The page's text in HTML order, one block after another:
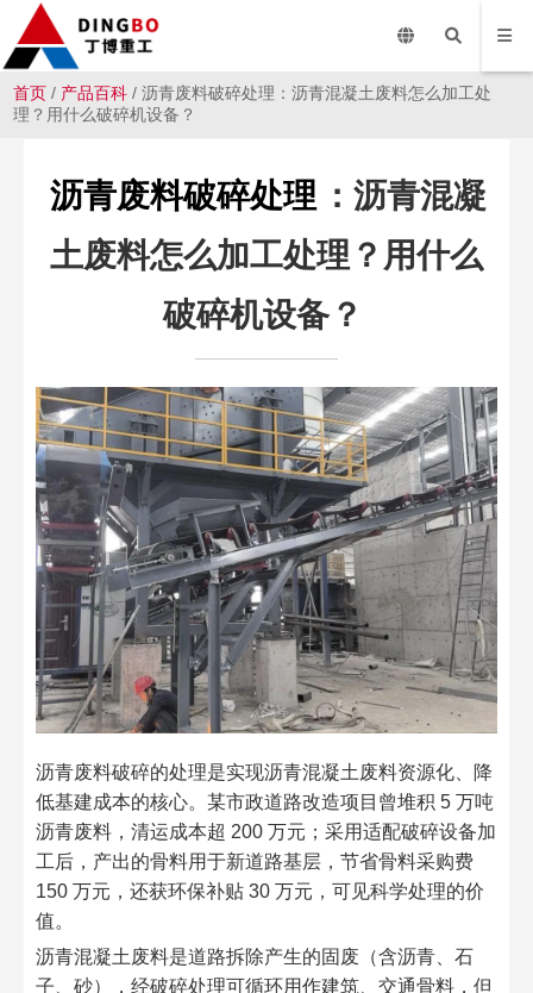
首页 / 产品百科 / 沥青废料破碎处理：沥青混凝土废料怎么加工处
理？用什么破碎机设备？
沥青废料破碎处理 ：沥青混凝
土废料怎么加工处理？用什么
破碎机设备？
沥青废料破碎的处理是实现沥青混凝土废料资源化、降
低基建成本的核心。某市政道路改造项目曾堆积 5 万吨
沥青废料，清运成本超 200 万元；采用适配破碎设备加
工后，产出的骨料用于新道路基层，节省骨料采购费
150 万元，还获环保补贴 30 万元，可见科学处理的价
值。​
沥青混凝土废料是道路拆除产生的固废（含沥青、石
子、砂），经破碎处理可循环用作建筑、交通骨料，但